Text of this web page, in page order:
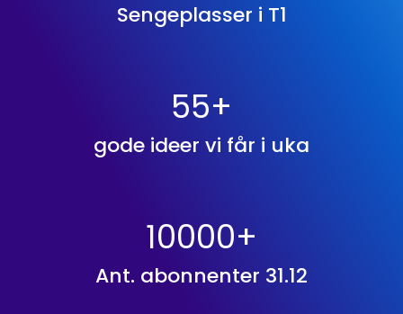
Sengeplasser i T1
55+
gode ideer vi får i uka
10000+
Ant. abonnenter 31.12